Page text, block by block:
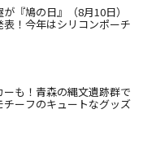
『鳩の日』（8月10日）
！今年はシリコンポーチ
も！青森の縄文遺跡群で
ーフのキュートなグッズ